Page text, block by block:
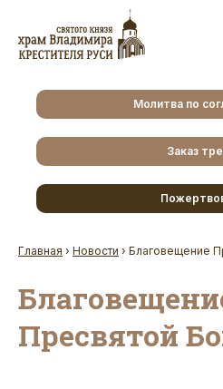
Молитва по
Заказ
Главная › Новости › Благовещение
Пресвятой